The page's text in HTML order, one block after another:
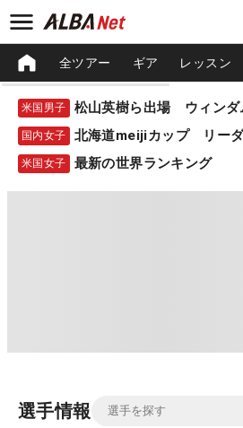
全ツアー ギア レッスン
米国男子
国内女子 北海道meijiカップ リー
米国女子 最新の世界ランキング
選手情報